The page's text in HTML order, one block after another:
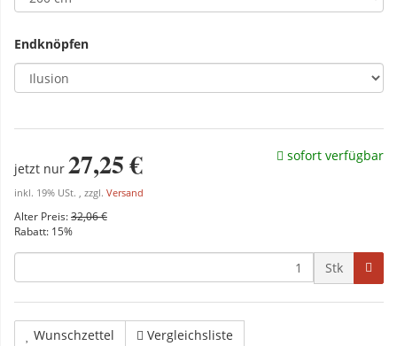
Endknöpfen
jetzt nur 27,25 €
inkl. 19% USt. , zzgl. Versand
Alter Preis:32,06 €
Rabatt: 15%
sofort verfügbar
Stk
Wunschzettel
Vergleichsliste